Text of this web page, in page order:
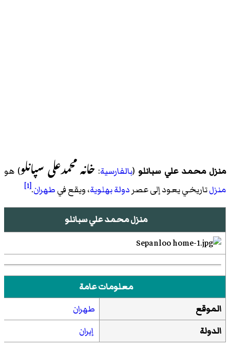
منزل محمد علي سبانلو (بالفارسية:خانه محمدعلی سپانلو) هو
منزلتاريخي يعود إلى عصردولة بهلوية، ويقع فيطهران.
[1]
منزل محمد علي سبانلو
معلومات عامة
الموقع
طهران
الدولة
إيران